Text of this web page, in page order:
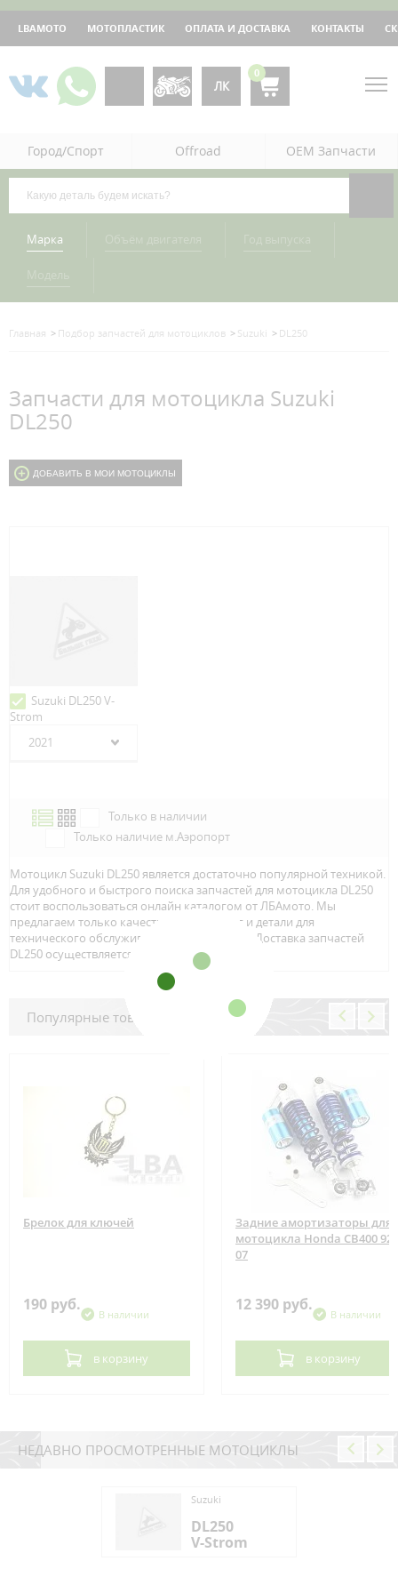
LBAMOTO МОТОПЛАСТИК ОПЛАТА И ДОСТАВКА КОНТАКТЫ
ЛК
0
Город/Спорт Offroad OEM Запчасти
Марка
Главная Подбор запчастей для мотоциклов Suzuki DL250
Запчасти для мотоцикла Suzuki
DL250
ДОБАВИТЬ В МОИ МОТОЦИКЛЫ
Suzuki DL250 V-
Strom
2021
Только в наличии
Только наличие м.Аэропорт
Мотоцикл Suzuki DL250 является достаточно популярной техникой.
Для удобного и быстрого поиска запчастей для мотоцикла DL250
стоит воспользоваться онлайн каталогом от ЛБАмото. Мы
предлагаем только качественный тюнинг и детали для
технического обслуживание вашего байка. Доставка запчастей
DL250 осуществляется по всей Росcии.
Популярные товары
Брелок для ключей
190 руб.
В наличии
в корзину
Задние амортизаторы для
мотоцикла Honda CB400 92-
07
12 390 руб.
В наличии
в корзину
НЕДАВНО ПРОСМОТРЕННЫЕ МОТОЦИКЛЫ
Suzuki
DL250
V-Strom